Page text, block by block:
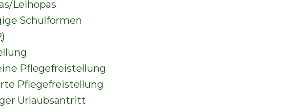
Leihopas
Schulformen
)
Pflegefreistellung
Pflegefreistellung
Urlaubsantritt